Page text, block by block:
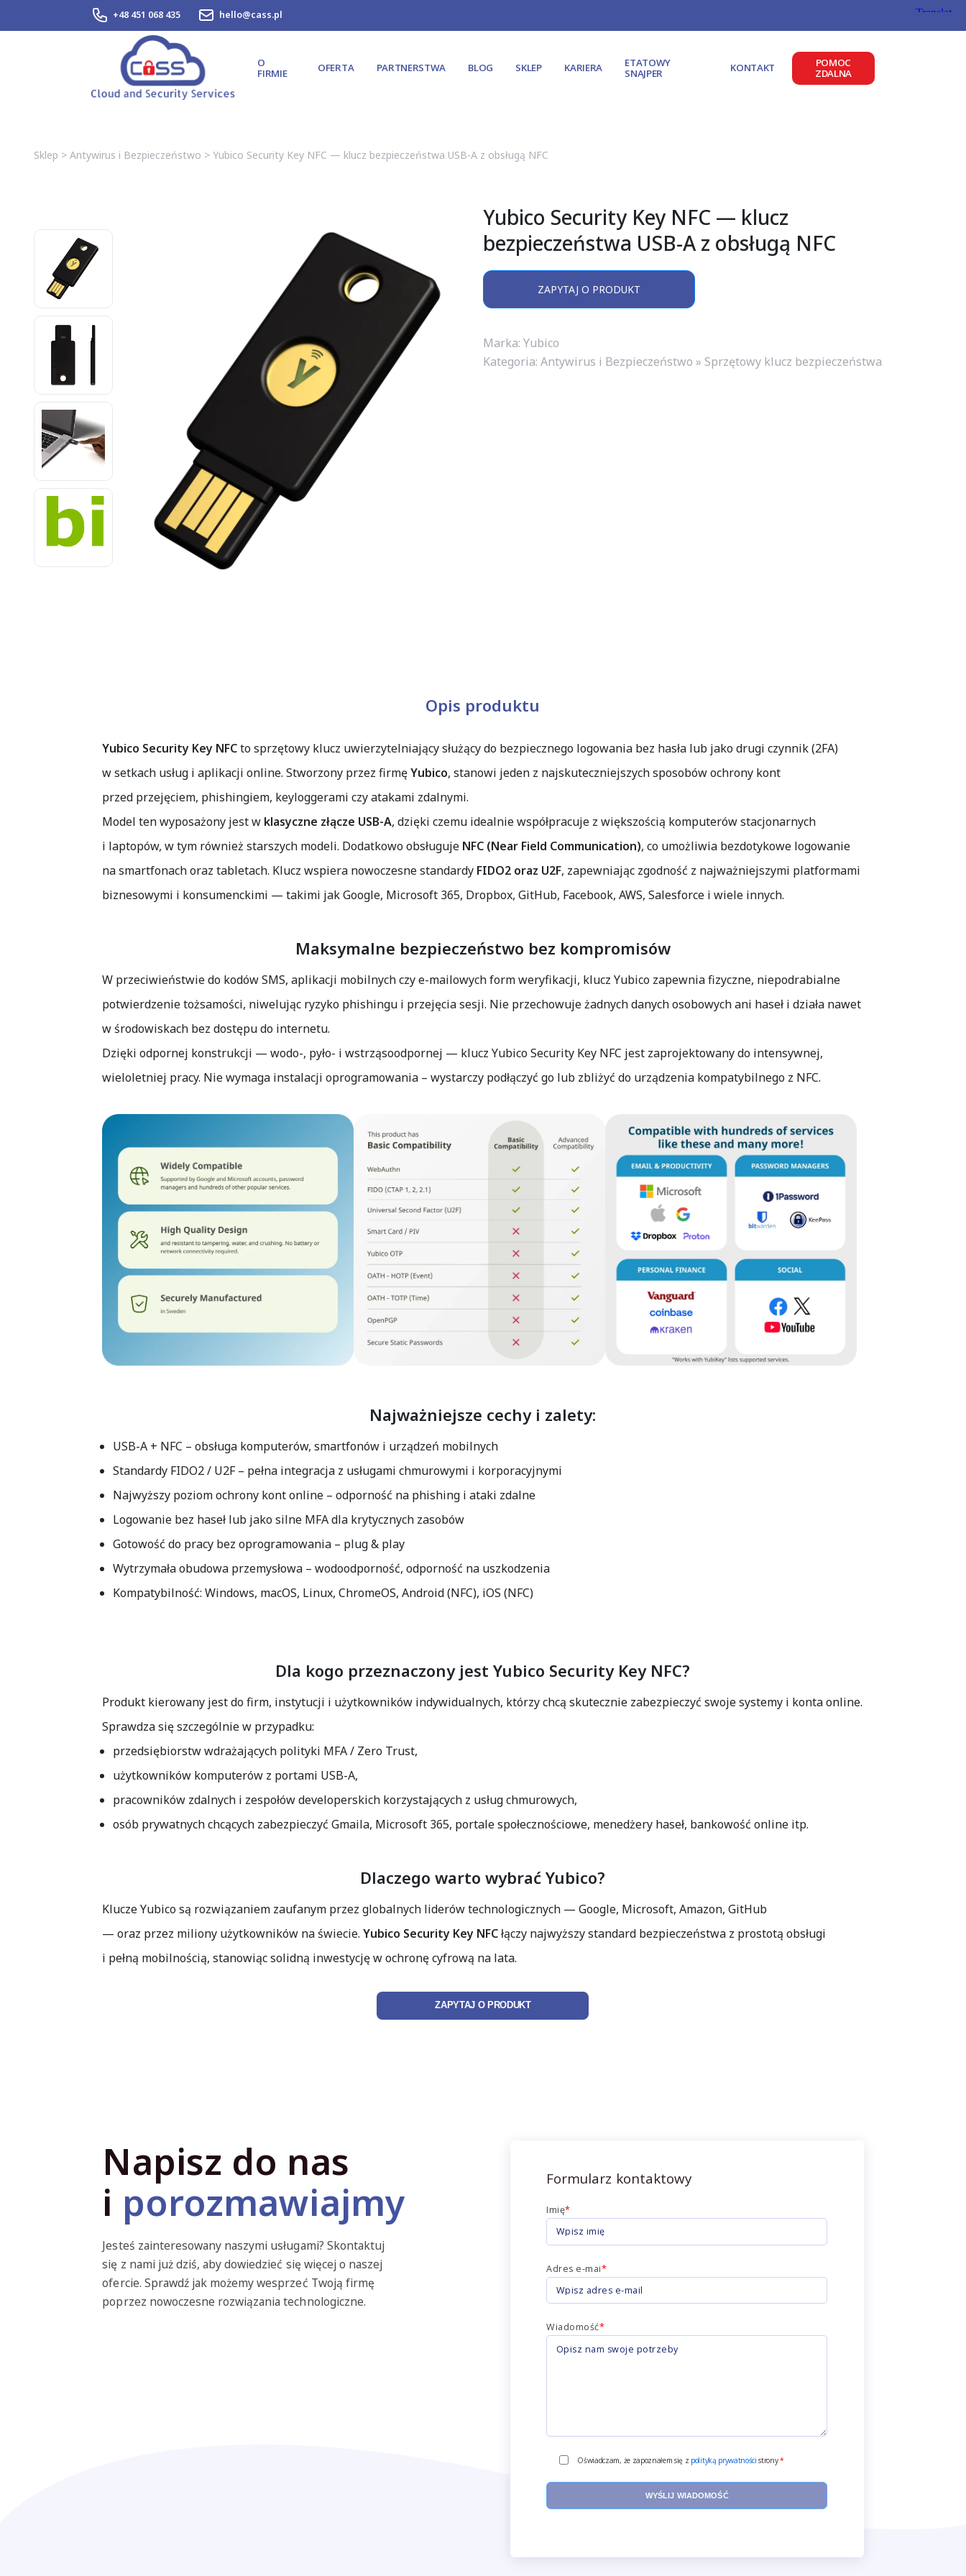
+48 451 068 435 hello@cass.pl
O
FIRMIE
OFERTA PARTNERSTWA BLOG SKLEP KARIERA
ETATOWY
SNAJPER
KONTAKT
POMOC
ZDALNA
Sklep > Antywirus i Bezpieczeństwo > Yubico Security Key NFC — klucz bezpieczeństwa USB-A z obsługą NFC
Yubico Security Key NFC — klucz
bezpieczeństwa USB-A z obsługą NFC
ZAPYTAJ O PRODUKT
Marka: Yubico
Kategoria: Antywirus i Bezpieczeństwo » Sprzętowy klucz bezpieczeństwa
Opis produktu
Yubico Security Key NFCto sprzętowy klucz uwierzytelniający służący do bezpiecznego logowania bez hasła lub jako drugi czynnik (2FA)
w setkach usług i aplikacji online. Stworzony przez firmęYubico, stanowi jeden z najskuteczniejszych sposobów ochrony kont
przed przejęciem, phishingiem, keyloggerami czy atakami zdalnymi.
Model ten wyposażony jest w klasyczne złącze USB-A, dzięki czemu idealnie współpracuje z większością komputerów stacjonarnych
i laptopów, w tym również starszych modeli. Dodatkowo obsługuje NFC (Near Field Communication), co umożliwia bezdotykowe logowanie
na smartfonach oraz tabletach. Klucz wspiera nowoczesne standardy FIDO2 oraz U2F, zapewniając zgodność z najważniejszymi platformami
biznesowymi i konsumenckimi — takimi jak Google, Microsoft 365, Dropbox, GitHub, Facebook, AWS, Salesforce i wiele innych.
Maksymalne bezpieczeństwo bez kompromisów
W przeciwieństwie do kodów SMS, aplikacji mobilnych czy e-mailowych form weryfikacji, klucz Yubico zapewnia fizyczne, niepodrabialne
potwierdzenie tożsamości, niwelując ryzyko phishingu i przejęcia sesji. Nie przechowuje żadnych danych osobowych ani haseł i działa nawet
w środowiskach bez dostępu do internetu.
Dzięki odpornej konstrukcji — wodo-, pyło- i wstrząsoodpornej — klucz Yubico Security Key NFC jest zaprojektowany do intensywnej,
wieloletniej pracy. Nie wymaga instalacji oprogramowania – wystarczy podłączyć go lub zbliżyć do urządzenia kompatybilnego z NFC.
Najważniejsze cechy i zalety:
USB-A + NFC – obsługa komputerów, smartfonów i urządzeń mobilnych
Standardy FIDO2 / U2F – pełna integracja z usługami chmurowymi i korporacyjnymi
Najwyższy poziom ochrony kont online – odporność na phishing i ataki zdalne
Logowanie bez haseł lub jako silne MFA dla krytycznych zasobów
Gotowość do pracy bez oprogramowania – plug & play
Wytrzymała obudowa przemysłowa – wodoodporność, odporność na uszkodzenia
Kompatybilność: Windows, macOS, Linux, ChromeOS, Android (NFC), iOS (NFC)
Dla kogo przeznaczony jest Yubico Security Key NFC?
Produkt kierowany jest do firm, instytucji i użytkowników indywidualnych, którzy chcą skutecznie zabezpieczyć swoje systemy i konta online.
Sprawdza się szczególnie w przypadku:
przedsiębiorstw wdrażających polityki MFA / Zero Trust,
użytkowników komputerów z portami USB-A,
pracowników zdalnych i zespołów developerskich korzystających z usług chmurowych,
osób prywatnych chcących zabezpieczyć Gmaila, Microsoft 365, portale społecznościowe, menedżery haseł, bankowość online itp.
Dlaczego warto wybrać Yubico?
Klucze Yubico są rozwiązaniem zaufanym przez globalnych liderów technologicznych — Google, Microsoft, Amazon, GitHub
— oraz przez miliony użytkowników na świecie.Yubico Security Key NFCłączy najwyższy standard bezpieczeństwa z prostotą obsługi
i pełną mobilnością, stanowiąc solidną inwestycję w ochronę cyfrową na lata.
ZAPYTAJ O PRODUKT
Napisz do nas
i porozmawiajmy
Jesteś zainteresowany naszymi usługami? Skontaktuj
się z nami już dziś, aby dowiedzieć się więcej o naszej
ofercie. Sprawdź jak możemy wesprzeć Twoją firmę
poprzez nowoczesne rozwiązania technologiczne.
Formularz kontaktowy
Imię*
Adres e-mai*
Wiadomość*
Oświadczam, że zapoznałem się z polityką prywatnościstrony*